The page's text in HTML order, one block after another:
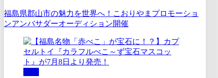
福島県郡山市の魅力を世界へ！こおりやまプロモーショ
ンアンバサダーオーディション開催
体験